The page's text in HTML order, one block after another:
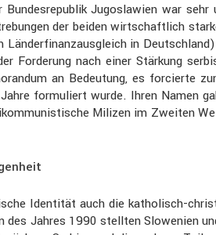
Jugosla­wien war
der beiden wirtschaft­lich
in
Forde­rung nach einer Stärkung
an Bedeu­tung, es forcierte
formu­liert wurde. Ihren Namen
Milizen im Zweiten
Identität auch die katho­lisch-
Jahres 1990 stellten Slowe­nien